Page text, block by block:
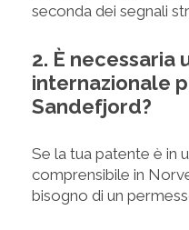
seconda dei segnali
2. È necessaria
internazionale
Sandefjord?
Se la tua patente è in
comprensibile in
bisogno di un